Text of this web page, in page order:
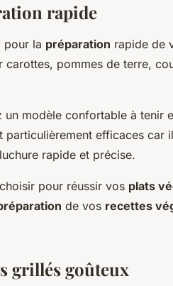
rapide
pour la préparation rapide de
carottes, pommes de terre,
modèle confortable à tenir
efficaces car
rapide et précise.
pour réussir vos plats
de vos recettes
grillés goûteux